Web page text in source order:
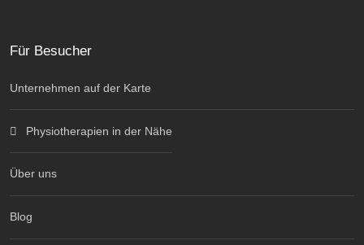
Für Besucher
Unternehmen auf der Karte
Physiotherapien in der Nähe
Über uns
Blog